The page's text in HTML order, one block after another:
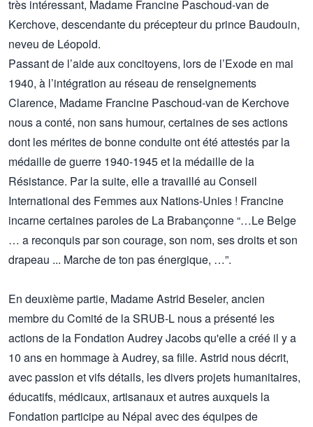
très intéressant, Madame Francine Paschoud-van de
Kerchove, descendante du précepteur du prince Baudouin,
neveu de Léopold.
Passant de l’aide aux concitoyens, lors de l’Exode en mai
1940, à l’intégration au réseau de renseignements
Clarence, Madame Francine Paschoud-van de Kerchove
nous a conté, non sans humour, certaines de ses actions
dont les mérites de bonne conduite ont été attestés par la
médaille de guerre 1940-1945 et la médaille de la
Résistance. Par la suite, elle a travaillé au Conseil
International des Femmes aux Nations-Unies ! Francine
incarne certaines paroles de La Brabançonne “…Le Belge
… a reconquis par son courage, son nom, ses droits et son
drapeau ... Marche de ton pas énergique, …”.
En deuxième partie, Madame Astrid Beseler, ancien
membre du Comité de la SRUB-L nous a présenté les
actions de la Fondation Audrey Jacobs qu'elle a créé il y a
10 ans en hommage à Audrey, sa fille. Astrid nous décrit,
avec passion et vifs détails, les divers projets humanitaires,
éducatifs, médicaux, artisanaux et autres auxquels la
Fondation participe au Népal avec des équipes de